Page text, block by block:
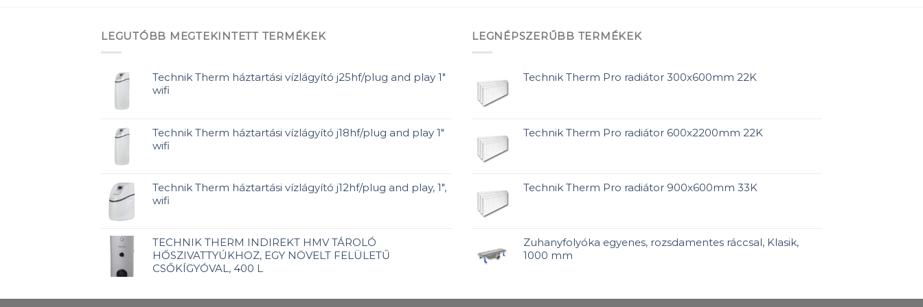
LEGUTÓBB MEGTEKINTETT TERMÉKEK
Technik Therm háztartási vízlágyító j25hf/plug and play 1"
wifi
Technik Therm háztartási vízlágyító j18hf/plug and play 1"
wifi
Technik Therm háztartási vízlágyító j12hf/plug and play, 1",
wifi
TECHNIK THERM INDIREKT HMV TÁROLÓ
HŐSZIVATTYÚKHOZ, EGY NÖVELT FELÜLETŰ
CSŐKÍGYÓVAL, 400 L
LEGNÉPSZERŰBB TERMÉKEK
Technik Therm Pro radiátor 300x600mm 22K
Technik Therm Pro radiátor 600x2200mm 22K
Technik Therm Pro radiátor 900x600mm 33K
Zuhanyfolyóka egyenes, rozsdamentes ráccsal, Klasik,
1000 mm